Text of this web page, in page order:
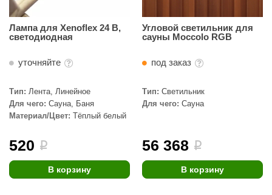
Лампа для Xenoflex 24 В,
светодиодная
уточняйте
Тип: Лента, Линейное
Для чего: Сауна, Баня
Материал/Цвет: Тёплый белый
520 i
В корзину
Угловой светильник для
сауны Moccolo RGB
под заказ
Тип: Светильник
Для чего: Сауна
56 368 i
В корзину